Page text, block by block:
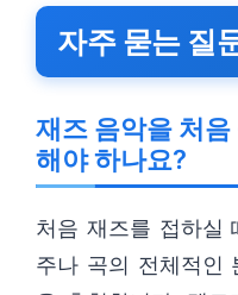
자주 묻는 질
재즈 음악을 처
해야 하나요?
처음 재즈를 접하실
주나 곡의 전체적인